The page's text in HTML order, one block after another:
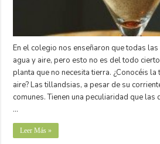
En el colegio nos enseñaron que todas
agua y aire, pero esto no es del todo
planta que no necesita tierra. ¿Conocéis
aire? Las tillandsias, a pesar de su
comunes. Tienen una peculiaridad que las
…
Leer Más »